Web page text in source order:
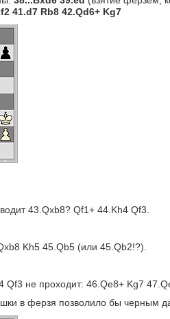
41.d7 Rb8 42.Qd6+ Kg7
43.Qxb8? Qf1+ 44.Kh4 Qf3.
Kh5 45.Qb5 (или 45.Qb2!?).
Qf3 не проходит: 46.Qe8+ Kg7
в ферзя позволило бы черным